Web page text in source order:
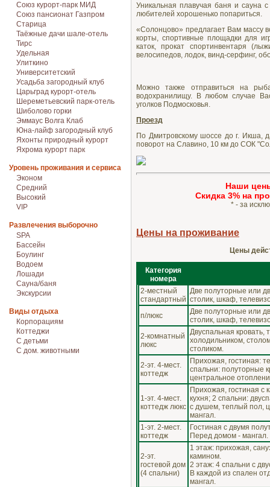
Союз курорт-парк МИД
Союз пансионат Газпром
Старица
Таёжные дачи шале-отель
Тирс
Удельная
Улиткино
Университетский
Усадьба загородный клуб
Царьград курорт-отель
Шереметьевский парк-отель
Шиболово горки
Эммаус Волга Клаб
Юна-лайф загородный клуб
Яхонты природный курорт
Яхрома курорт парк
Уровень проживания и сервиса
Эконом
Средний
Высокий
VIP
Развлечения выборочно
SPA
Бассейн
Боулинг
Водоем
Лошади
Сауна/баня
Экскурсии
Виды отдыха
Корпорациям
Коттеджи
С детьми
С дом. животными
Уникальная плавучая баня и сауна
любителей хорошенько попариться.
«Солонцово» предлагает Вам массу
корты, спортивные площадки для
каток, прокат спортинвентаря
велосипедов, лодок, винд-серфинг,
Можно также отправиться на
водохранилищу. В любом случае
уголков Подмосковья.
Проезд
По Дмитровскому шоссе до г. Икша,
поворот на Славино, 10 км до СОК
Наши
Cкидка 3% на
* - за
Цены на проживание
Цены
Категория
номера
2-местный
стандартный
Две полуторные или
столик, шкаф,
п/люкс
Две полуторные или
столик, шкаф,
2-комнатный
люкс
Двуспальная кровать,
холодильником,
столиком.
2-эт. 4-мест.
коттедж
Прихожая, гостиная:
cпальни: полуторные
центральное
1-эт. 4-мест.
коттедж люкс
Прихожая, гостиная с
кухня; 2 cпальни:
с душем, теплый пол,
мангал.
1-эт. 2-мест.
коттедж
Гостиная с двумя
Перед домом - мангал.
2-эт.
гостевой дом
(4 спальни)
1 этаж: прихожая,
камином.
2 этаж: 4 спальни с
В каждой из спален
мангал.